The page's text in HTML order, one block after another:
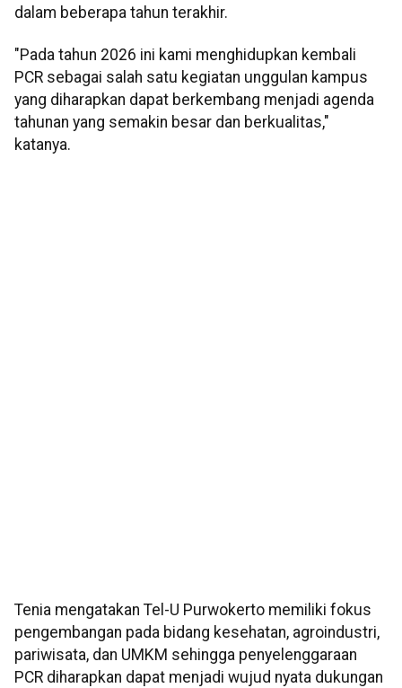
dalam beberapa tahun terakhir.
"Pada tahun 2026 ini kami menghidupkan kembali
PCR sebagai salah satu kegiatan unggulan kampus
yang diharapkan dapat berkembang menjadi agenda
tahunan yang semakin besar dan berkualitas,"
katanya.
Tenia mengatakan Tel-U Purwokerto memiliki fokus
pengembangan pada bidang kesehatan, agroindustri,
pariwisata, dan UMKM sehingga penyelenggaraan
PCR diharapkan dapat menjadi wujud nyata dukungan